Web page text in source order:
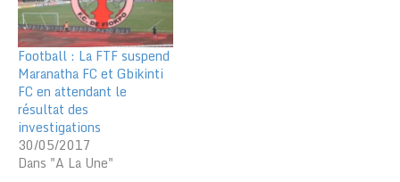
Football : La FTF suspend
Maranatha FC et Gbikinti
FC en attendant le
résultat des
investigations
30/05/2017
Dans "A La Une"